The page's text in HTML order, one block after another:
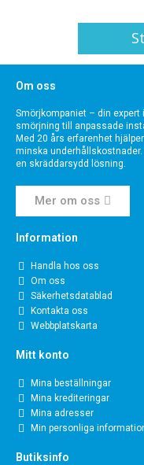
Om oss
Smörjkompaniet – din expert
smörjning till anpassade
Med 20 års erfarenhet
minska
en skräddarsydd lösning.
Mer om oss
Information
Handla hos oss
Om oss
Säkerhetsdatablad
Kontakta oss
Webbplatskarta
Mitt konto
Mina beställningar
Mina krediteringar
Mina adresser
Min personliga
Butiksinfo